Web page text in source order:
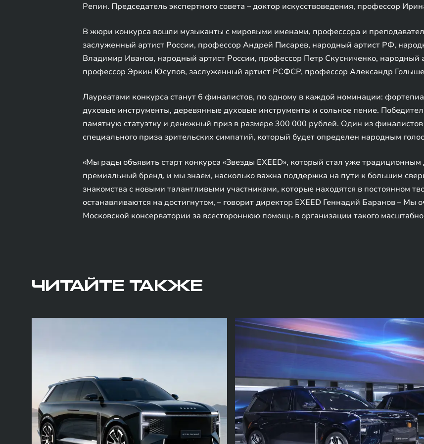
Репин. Председатель экспертного совета – доктор искусствоведения, профессор
В жюри конкурса вошли музыканты с мировыми именами, профессора и
заслуженный артист России, профессор Андрей Писарев, народный артист РФ,
Владимир Иванов, народный артист России, профессор Петр Скусниченко,
профессор Эркин Юсупов, заслуженный артист РСФСР, профессор Александр
Лауреатами конкурса станут 6 финалистов, по одному в каждой номинации:
духовые инструменты, деревянные духовые инструменты и сольное пение.
памятную статуэтку и денежный приз в размере 300 000 рублей. Один из
специального приза зрительских симпатий, который будет определен народным
«Мы рады объявить старт конкурса «Звезды EXEED», который стал уже
премиальный бренд, и мы знаем, насколько важна поддержка на пути к большим
знакомства с новыми талантливыми участниками, которые находятся в постоянном
останавливаются на достигнутом, – говорит директор EXEED Геннадий Баранов – Мы
Московской консерватории за всестороннюю помощь в организации такого
ЧИТАЙТЕ ТАКЖЕ